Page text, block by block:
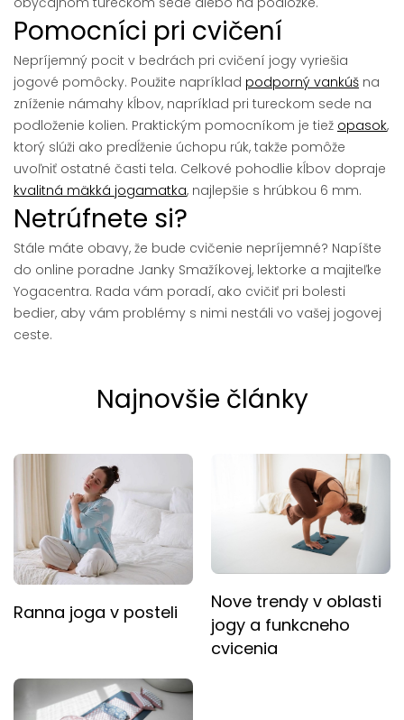
Pomocníci pri cvičení
Nepríjemný pocit v bedrách pri cvičení jogy vyriešia
jogové pomôcky. Použite napríklad podporný vankúš na
zníženie námahy kĺbov, napríklad pri tureckom sede na
podloženie kolien. Praktickým pomocníkom je tiež opasok,
ktorý slúži ako predĺženie úchopu rúk, takže pomôže
uvoľniť ostatné časti tela. Celkové pohodlie kĺbov dopraje
kvalitná mäkká jogamatka, najlepšie s hrúbkou 6 mm.
Netrúfnete si?
Stále máte obavy, že bude cvičenie nepríjemné? Napíšte
do online poradne Janky Smažíkovej, lektorke a majiteľke
Yogacentra. Rada vám poradí, ako cvičiť pri bolesti
bedier, aby vám problémy s nimi nestáli vo vašej jogovej
ceste.
Najnovšie články
Ranna joga v posteli
Nove trendy v oblasti
jogy a funkcneho
cvicenia